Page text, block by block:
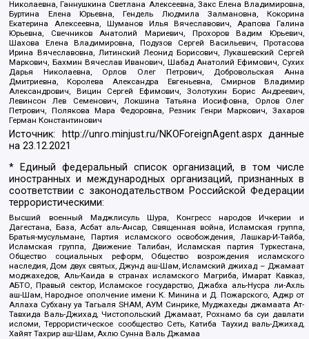
Николаевна, Ганнушкина Светлана Алексеевна, Закс Елена Владимировна,
Буртина Елена Юрьевна, Гендель Людмила Залмановна, Кокорина
Екатерина Алексеевна, Шуманов Илья Вячеславович, Арапова Галина
Юрьевна, Свечников Анатолий Мариевич, Прохоров Вадим Юрьевич,
Шахова Елена Владимировна, Подузов Сергей Васильевич, Протасова
Ирина Вячеславовна, Литинский Леонид Борисович, Лукашевский Сергей
Маркович, Бахмин Вячеслав Иванович, Шабад Анатолий Ефимович, Сухих
Дарья Николаевна, Орлов Олег Петрович, Добровольская Анна
Дмитриевна, Королева Александра Евгеньевна, Смирнов Владимир
Александрович, Вицин Сергей Ефимович, Золотухин Борис Андреевич,
Левинсон Лев Семенович, Локшина Татьяна Иосифовна, Орлов Олег
Петрович, Полякова Мара Федоровна, Резник Генри Маркович, Захаров
Герман Константинович
Источник: http://unro.minjust.ru/NKOForeignAgent.aspxданные
на23.12.2021
* Единый федеральный список организаций, в том числе
иностранных и международных организаций, признанных в
соответствии с законодательством Российской Федерации
террористическими:
Высший военный Маджлисуль Шура, Конгресс народов Ичкерии и
Дагестана, База, Асбат аль-Ансар, Священная война, Исламская группа,
Братья-мусульмане, Партия исламского освобождения, Лашкар-И-Тайба,
Исламская группа, Движение Талибан, Исламская партия Туркестана,
Общество социальных реформ, Общество возрождения исламского
наследия, Дом двух святых, Джунд аш-Шам, Исламский джихад – Джамаат
моджахедов, Аль-Каида в странах исламского Магриба, Имарат Кавказ,
АБТО, Правый сектор, Исламское государство, Джабха аль-Нусра ли-Ахль
аш-Шам, Народное ополчение имени К. Минина и Д. Пожарского, Аджр от
Аллаха Субхану уа Тагьаля SHAM, АУМ Синрике, Муджахеды джамаата Ат-
Тавхида Валь-Джихад, Чистопольский Джамаат, Рохнамо ба суи давлати
исломи, Террористическое сообщество Сеть, Катиба Таухид валь-Джихад,
Хайят Тахрир аш-Шам, Ахлю Сунна Валь Джамаа